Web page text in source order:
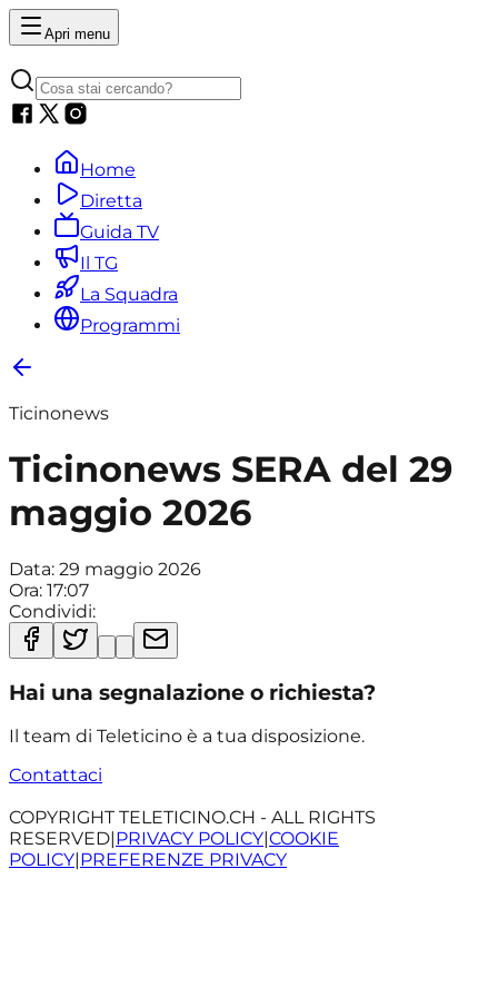
Apri menu
Home
Diretta
Guida TV
Il TG
La Squadra
Programmi
Ticinonews
Ticinonews SERA del 29
maggio 2026
Data: 29 maggio 2026
Ora: 17:07
Condividi:
Hai una segnalazione o richiesta?
Il team di Teleticino è a tua disposizione.
Contattaci
COPYRIGHT TELETICINO.CH - ALL RIGHTS
RESERVED|PRIVACY POLICY|COOKIE
POLICY|PREFERENZE PRIVACY